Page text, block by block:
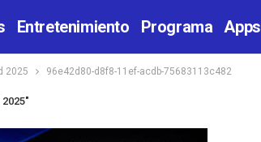
Entretenimiento Programa Apps
2025 96e42d80-d8f8-11ef-acdb-75683113c482